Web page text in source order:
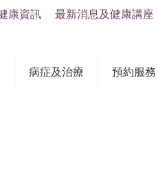
病症及治療 預約服務
康資訊 最新消息及健康講座